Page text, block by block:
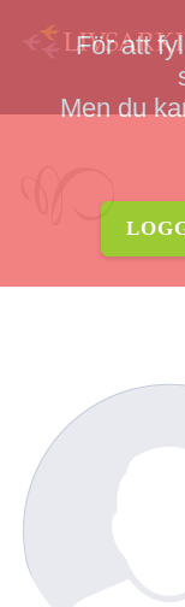
FRÅGOR OCH
LOGGA IN
För att
Men du